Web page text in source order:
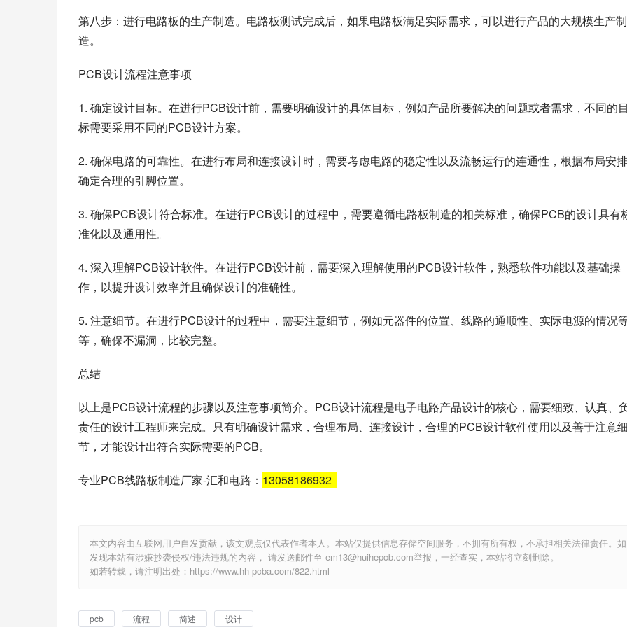
第八步：进行电路板的生产制造。电路板测试完成后，如果电路板满足实际需求，可以进行产品的大规模生产制
造。
PCB设计流程注意事项
1. 确定设计目标。在进行PCB设计前，需要明确设计的具体目标，例如产品所要解决的问题或者需求，不同的目
标需要采用不同的PCB设计方案。
2. 确保电路的可靠性。在进行布局和连接设计时，需要考虑电路的稳定性以及流畅运行的连通性，根据布局安排
确定合理的引脚位置。
3. 确保PCB设计符合标准。在进行PCB设计的过程中，需要遵循电路板制造的相关标准，确保PCB的设计具有
准化以及通用性。
4. 深入理解PCB设计软件。在进行PCB设计前，需要深入理解使用的PCB设计软件，熟悉软件功能以及基础操
作，以提升设计效率并且确保设计的准确性。
5. 注意细节。在进行PCB设计的过程中，需要注意细节，例如元器件的位置、线路的通顺性、实际电源的情况
等，确保不漏洞，比较完整。
总结
以上是PCB设计流程的步骤以及注意事项简介。PCB设计流程是电子电路产品设计的核心，需要细致、认真、
责任的设计工程师来完成。只有明确设计需求，合理布局、连接设计，合理的PCB设计软件使用以及善于注意细
节，才能设计出符合实际需要的PCB。
专业PCB线路板制造厂家-汇和电路： 13058186932
本文内容由互联网用户自发贡献，该文观点仅代表作者本人。本站仅提供信息存储空间服务，不拥有所有权，不承担相关法律责任。如
发现本站有涉嫌抄袭侵权/违法违规的内容， 请发送邮件至 em13@huihepcb.com举报，一经查实，本站将立刻删除。
如若转载，请注明出处：https://www.hh-pcba.com/822.html
pcb 流程 简述 设计